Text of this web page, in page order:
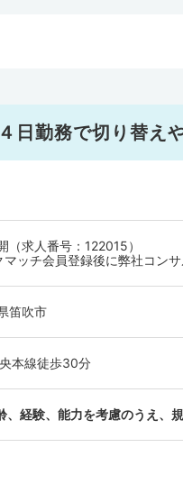
日勤務で切り替え
（求人番号：122015）
ッチ会員登録後に弊社コン
笛吹市
本線徒歩30分
、経験、能力を考慮のうえ、